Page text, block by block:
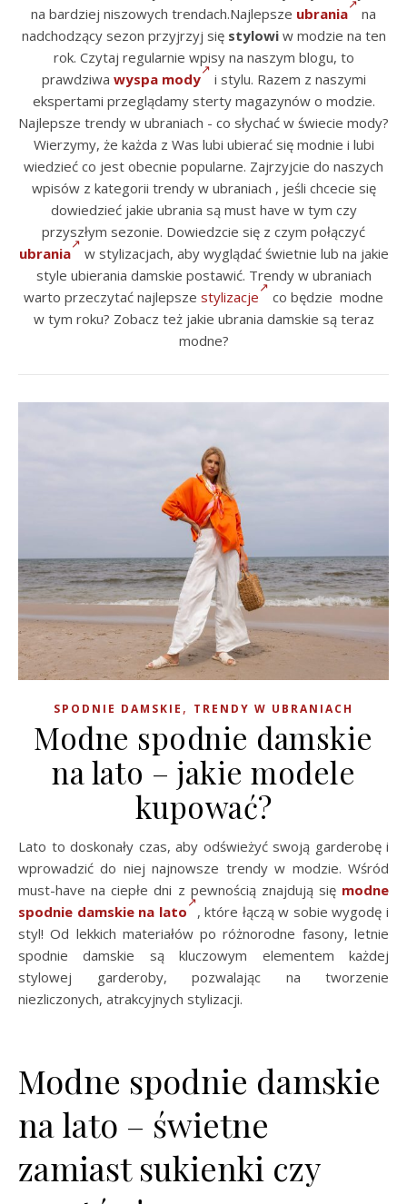
na bardziej niszowych trendach.Najlepsze ubrania
na
nadchodzący sezon przyjrzyj się stylowiw modzie na ten
rok. Czytaj regularnie wpisy na naszym blogu, to
prawdziwa wyspa mody
i stylu. Razem z naszymi
ekspertami przeglądamy sterty magazynów o modzie.
Najlepsze trendy w ubraniach - co słychać w świecie mody?
Wierzymy, że każda z Was lubi ubierać się modnie i lubi
wiedzieć co jest obecnie popularne. Zajrzyjcie do naszych
wpisów z kategorii trendy w ubraniach , jeśli chcecie się
dowiedzieć jakie ubrania są must have w tym czy
przyszłym sezonie. Dowiedzcie się z czym połączyć
ubrania
w stylizacjach, aby wyglądać świetnie lub na jakie
style ubierania damskie postawić. Trendy w ubraniach
warto przeczytać najlepsze stylizacje
co będzie modne
w tym roku? Zobacz też jakie ubrania damskie są teraz
modne?
SPODNIE DAMSKIE , TRENDY W UBRANIACH
Modne spodnie damskie
na lato – jakie modele
kupować?
Lato to doskonały czas, aby odświeżyć swoją garderobę i
wprowadzić do niej najnowsze trendy w modzie. Wśród
must-have na ciepłe dni z pewnością znajdują się modne
spodnie damskie na lato
, które łączą w sobie wygodę i
styl! Od lekkich materiałów po różnorodne fasony, letnie
spodnie damskie są kluczowym elementem każdej
stylowej garderoby, pozwalając na tworzenie
niezliczonych, atrakcyjnych stylizacji.
Modne spodnie damskie
na lato – świetne
zamiast sukienki czy